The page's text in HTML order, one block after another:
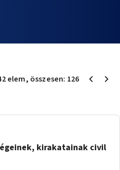
elem, összesen: 126
kirakatainak civil